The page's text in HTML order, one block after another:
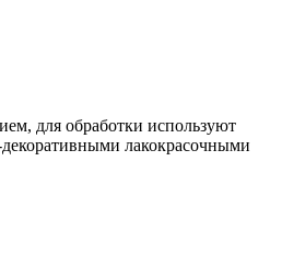
для обработки используют
лакокрасочными